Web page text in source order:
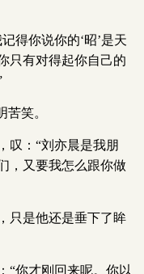
得你说你的‘昭’是天
只有对得起你自己的
笑。
叹：“刘亦晨是我朋
，又要我怎么跟你做
只是他还是垂下了眸
“你才刚回来呢。你以